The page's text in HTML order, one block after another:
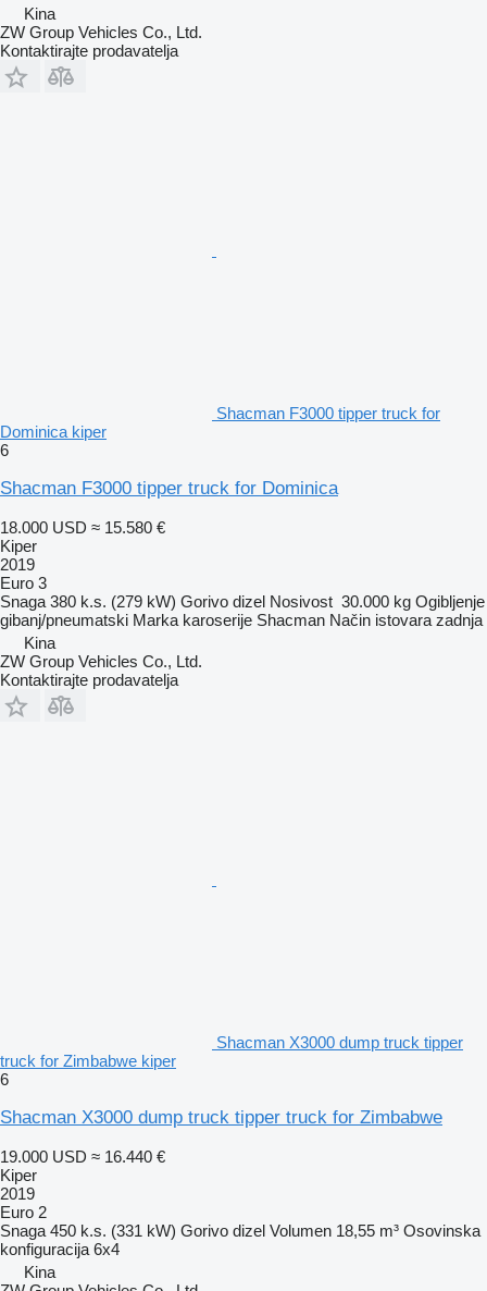
Kina
ZW Group Vehicles Co., Ltd.
Kontaktirajte prodavatelja
Shacman F3000 tipper truck for
Dominica kiper
6
Shacman F3000 tipper truck for Dominica
18.000 USD ≈ 15.580 €
Kiper
2019
Euro 3
Snaga 380 k.s. (279 kW) Gorivo dizel Nosivost 30.000 kg Ogibljenje
gibanj/pneumatski Marka karoserije Shacman Način istovara zadnja
Kina
ZW Group Vehicles Co., Ltd.
Kontaktirajte prodavatelja
Shacman X3000 dump truck tipper
truck for Zimbabwe kiper
6
Shacman X3000 dump truck tipper truck for Zimbabwe
19.000 USD ≈ 16.440 €
Kiper
2019
Euro 2
Snaga 450 k.s. (331 kW) Gorivo dizel Volumen 18,55 m³ Osovinska
konfiguracija 6x4
Kina